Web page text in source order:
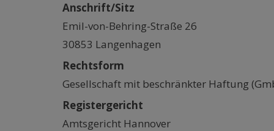
Anschrift/Sitz
Emil-von-Behring-Straße 26
30853 Langenhagen
Rechtsform
Gesellschaft mit beschränkter Haftung
Registergericht
Amtsgericht Hannover